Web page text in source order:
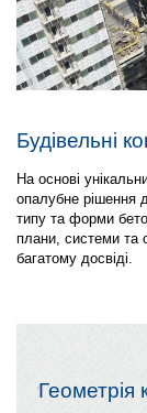
Будівельні
На основі
опалубне рішення
типу та форми
плани, системи та
багатому досвіді.
Геометрія